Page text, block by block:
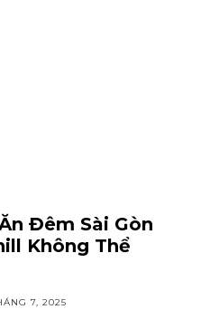
Đêm Sài Gòn
Không Thể
7, 2025